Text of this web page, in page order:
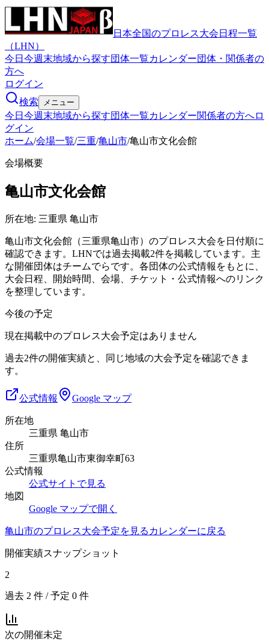
日本全国のプロレス大会日程一覧
（LHN）
今日 今週末地域から探す団体一覧カレンダー団体・関係者の
方へ
ログイン
検索
メニュー
今日 今週末地域から探す団体一覧カレンダー関係者の方へロ
グイン
ホーム/会場一覧/三重/亀山市/亀山市文化会館
会場概要
亀山市文化会館
所在地: 三重県 亀山市
亀山市文化会館（三重県亀山市）のプロレス大会を日付順に
確認できます。LHNでは過去掲載2件を掲載しています。主
な開催団体はチームでらです。各団体の公式情報をもとに、
大会日程、開始時間、会場、チケット・公式情報へのリンク
を整理しています。
今後の予定
現在掲載中のプロレス大会予定はありません
過去2件の開催実績と、同じ地域の大会予定を確認できま
す。
公式情報 Google マップ
所在地
三重県 亀山市
住所
三重県亀山市東御幸町63
公式情報
公式サイトで見る
地図
Google マップで開く
亀山市のプロレス大会予定を見る カレンダーに戻る
開催実績スナップショット
2
過去 2 件 / 予定 0 件
次の開催未定